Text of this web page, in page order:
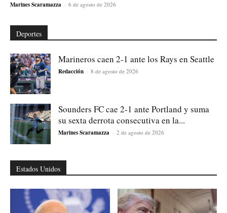
Marines Scaramazza - 6 de agosto de 2026
Deportes
Marineros caen 2-1 ante los Rays en Seattle
Redacción - 8 de agosto de 2026
Sounders FC cae 2-1 ante Portland y suma
su sexta derrota consecutiva en la...
Marines Scaramazza - 2 de agosto de 2026
Estados Unidos